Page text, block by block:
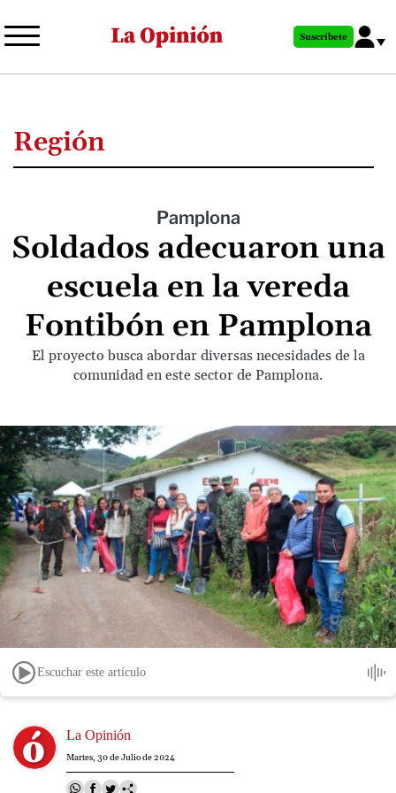
al
principal
Suscríbete
Región
Pamplona
Soldados adecuaron una
escuela en la vereda
Fontibón en Pamplona
El proyecto busca abordar diversas necesidades de la
comunidad en este sector de Pamplona.
Escuchar este artículo
Image La Opinión
Martes, 30 de Julio de 2024